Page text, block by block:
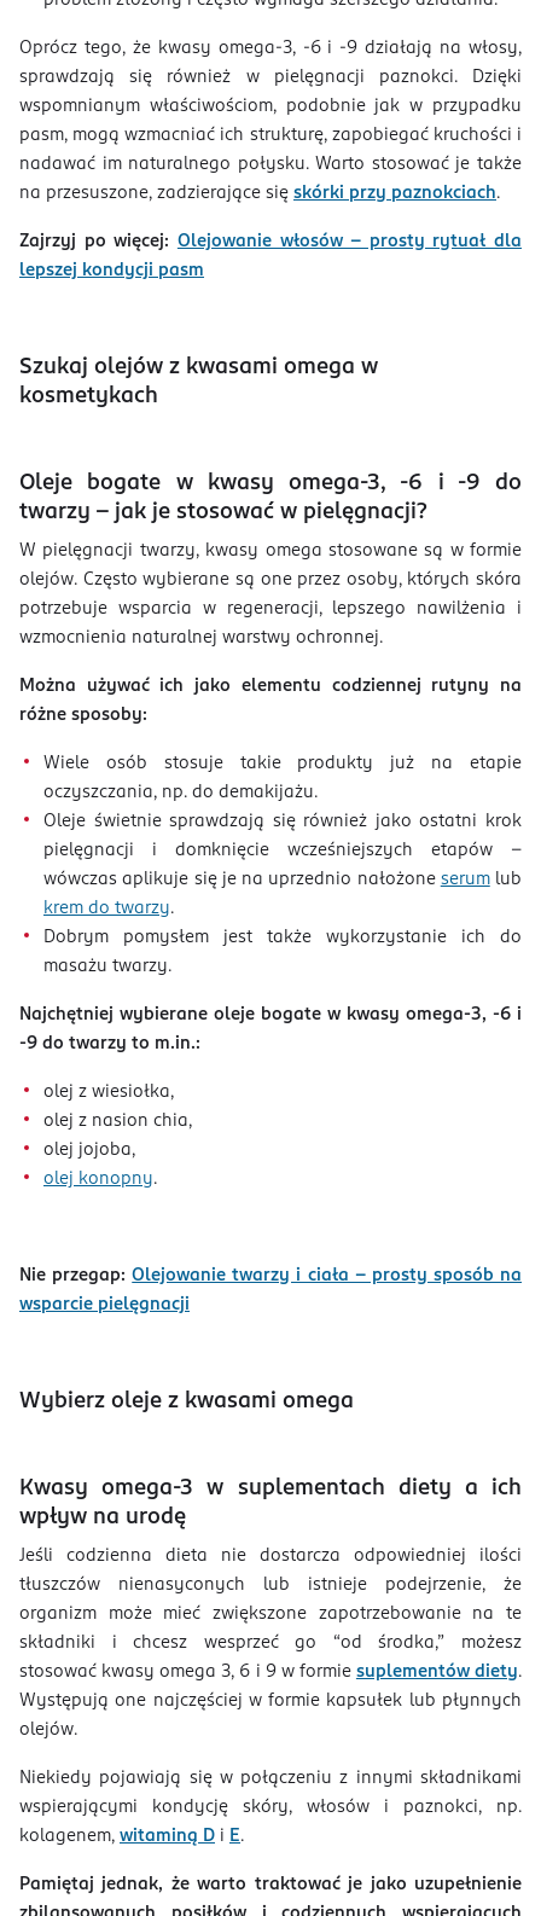
Oprócz tego, że kwasy omega-3, -6 i -9 działają na włosy,
sprawdzają się również w pielęgnacji paznokci. Dzięki
wspomnianym właściwościom, podobnie jak w przypadku
pasm, mogą wzmacniać ich strukturę, zapobiegać kruchości i
nadawać im naturalnego połysku. Warto stosować je także
na przesuszone, zadzierające się skórki przy paznokciach.
Zajrzyj po więcej: Olejowanie włosów – prosty rytuał dla
lepszej kondycji pasm
Szukaj olejów z kwasami omega w
kosmetykach
Oleje bogate w kwasy omega-3, -6 i -9 do
twarzy – jak je stosować w pielęgnacji?
W pielęgnacji twarzy, kwasy omega stosowane są w formie
olejów. Często wybierane są one przez osoby, których skóra
potrzebuje wsparcia w regeneracji, lepszego nawilżenia i
wzmocnienia naturalnej warstwy ochronnej.
Można używać ich jako elementu codziennej rutyny na
różne sposoby:
Wiele osób stosuje takie produkty już na etapie
oczyszczania, np. do demakijażu.
Oleje świetnie sprawdzają się również jako ostatni krok
pielęgnacji i domknięcie wcześniejszych etapów –
wówczas aplikuje się je na uprzednio nałożone serumlub
krem do twarzy.
Dobrym pomysłem jest także wykorzystanie ich do
masażu twarzy.
Najchętniej wybierane oleje bogate w kwasy omega-3, -6 i
-9 do twarzy to m.in.:
olej z wiesiołka,
olej z nasion chia,
olej jojoba,
olej konopny.
Nie przegap: Olejowanie twarzy i ciała – prosty sposób na
wsparcie pielęgnacji
Wybierz oleje z kwasami omega
Kwasy omega-3 w suplementach diety a ich
wpływ na urodę
Jeśli codzienna dieta nie dostarcza odpowiedniej ilości
tłuszczów nienasyconych lub istnieje podejrzenie, że
organizm może mieć zwiększone zapotrzebowanie na te
składniki i chcesz wesprzeć go “od środka,” możesz
stosować kwasy omega 3, 6 i 9 w formie suplementów diety.
Występują one najczęściej w formie kapsułek lub płynnych
olejów.
Niekiedy pojawiają się w połączeniu z innymi składnikami
wspierającymi kondycję skóry, włosów i paznokci, np.
kolagenem, witaminą D i E.
Pamiętaj jednak, że warto traktować je jako uzupełnienie